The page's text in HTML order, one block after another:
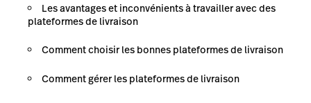
Les avantages et inconvénients à travailler avec des
plateformes de livraison
Comment choisir les bonnes plateformes de livraison
Comment gérer les plateformes de livraison